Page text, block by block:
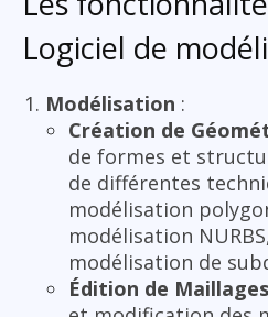
Logiciel de
Modélisation :
Création de
de formes et
de différentes
modélisation
modélisation
modélisation de
Édition de Maillages